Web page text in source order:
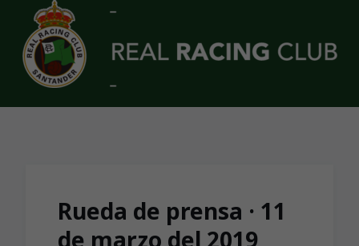
Skip to main content
Rueda de prensa · 11
de marzo del 2019